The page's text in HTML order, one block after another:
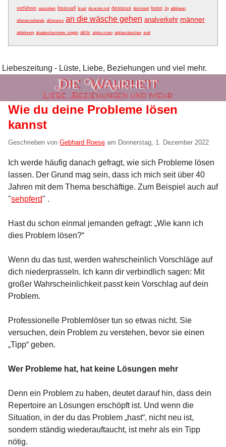
verführen ausziehen bisexuell braut da erste mal dessous dominant huren 2g abblasen
alleinerziehende allowance an die wäsche gehen analverkehr männer
ablehnung akademikerinnen. vögeln aktiv alpha-mann alphamännchen anal
Liebeszeitung - Lüste, Liebe, Beziehungen und viel mehr.
Wie du deine Probleme lösen
kannst
Geschrieben von Gebhard Roese am Donnerstag, 1. Dezember 2022
Ich werde häufig danach gefragt, wie sich Probleme lösen
lassen. Der Grund mag sein, dass ich mich seit über 40
Jahren mit dem Thema beschäftige. Zum Beispiel auch auf
"sehpferd" .
Hast du schon einmal jemanden gefragt: „Wie kann ich
dies Problem lösen?“
Wenn du das tust, werden wahrscheinlich Vorschläge auf
dich niederprasseln. Ich kann dir verbindlich sagen: Mit
großer Wahrscheinlichkeit passt kein Vorschlag auf dein
Problem.
Professionelle Problemlöser tun so etwas nicht. Sie
versuchen, dein Problem zu verstehen, bevor sie einen
„Tipp“ geben.
Wer Probleme hat, hat keine Lösungen mehr
Denn ein Problem zu haben, deutet darauf hin, dass dein
Repertoire an Lösungen erschöpft ist. Und wenn die
Situation, in der du das Problem „hast“, nicht neu ist,
sondern ständig wiederauftaucht, ist mehr als ein Tipp
nötig.